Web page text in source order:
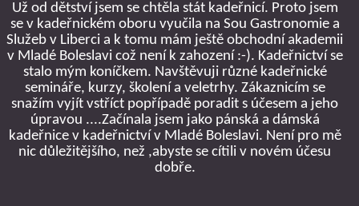
Už od dětství jsem se chtěla stát kadeřnicí. Proto jsem
se v kadeřnickém oboru vyučila na Sou Gastronomie a
Služeb v Liberci a k tomu mám ještě obchodní akademii
v Mladé Boleslavi což není k zahození :-). Kadeřnictví se
stalo mým koníčkem. Navštěvuji různé kadeřnické
semináře, kurzy, školení a veletrhy. Zákaznicím se
snažím vyjít vstříct popřípadě poradit s účesem a jeho
úpravou ....Začínala jsem jako pánská a dámská
kadeřnice v kadeřnictví v Mladé Boleslavi. Není pro mě
nic důležitějšího, než ,abyste se cítili v novém účesu
dobře.